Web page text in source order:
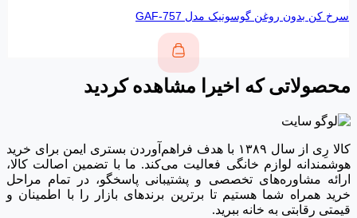
سرخ کن بدون روغن گوسونیک مدل GAF-757
محصولاتی که اخیرا مشاهده کردید
کالا رِی از سال ۱۳۸۹ با هدف فراهم‌آوردن بستری ایمن برای خرید
هوشمندانه لوازم خانگی فعالیت می‌کند. ما با تضمین اصالت کالا،
ارائه مشاوره‌های تخصصی و پشتیبانی پاسخگو، در تمام مراحل
خرید همراه شما هستیم تا برترین برندهای بازار را با اطمینان و
قیمتی رقابتی به خانه‌ ببرید.